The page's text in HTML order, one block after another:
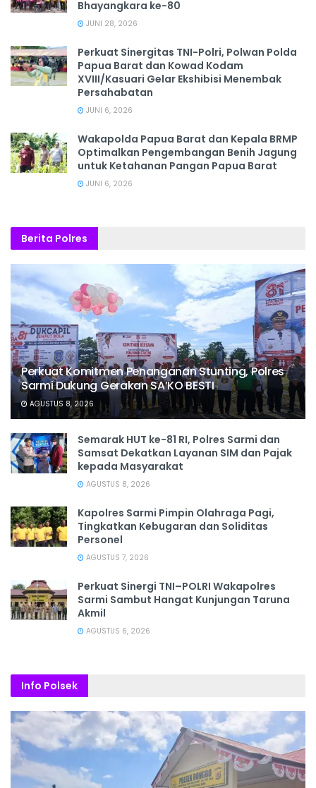
Bhayangkara ke-80
JUNI 28, 2026
‎Perkuat Sinergitas TNI-Polri, Polwan Polda
Papua Barat dan Kowad Kodam
XVIII/Kasuari Gelar Ekshibisi Menembak
Persahabatan
JUNI 6, 2026
Wakapolda Papua Barat dan Kepala BRMP
Optimalkan Pengembangan Benih Jagung
untuk Ketahanan Pangan Papua Barat
JUNI 6, 2026
Berita Polres
Perkuat Komitmen Penanganan Stunting, Polres
Sarmi Dukung Gerakan SA’KO BESTI
AGUSTUS 8, 2026
Semarak HUT ke-81 RI, Polres Sarmi dan
Samsat Dekatkan Layanan SIM dan Pajak
kepada Masyarakat
AGUSTUS 8, 2026
Kapolres Sarmi Pimpin Olahraga Pagi,
Tingkatkan Kebugaran dan Soliditas
Personel
AGUSTUS 7, 2026
Perkuat Sinergi TNI–POLRI Wakapolres
Sarmi Sambut Hangat Kunjungan Taruna
Akmil
AGUSTUS 6, 2026
Info Polsek